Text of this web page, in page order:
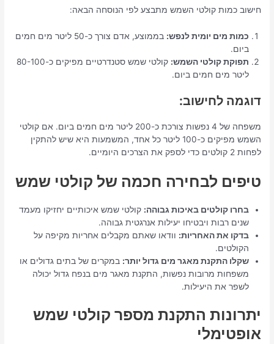
חישוב כמות קולטי השמש מתבצע לפי הנוסחה הבאה:
כמות מים יומית לנפש:
בממוצע, אדם צורך כ-50 ליטר מים חמים
ביום.
תפוקת קולטי השמש:
קולטי שמש סטנדרטיים מפיקים כ-80-100
ליטר מים חמים ביום.
דוגמה לחישוב:
משפחה של 4 נפשות צורכת כ-200 ליטר מים חמים ביום. אם קולטי
השמש מפיקים כ-100 ליטר כל אחד, המשמעות היא שיש להתקין
לפחות 2 קולטים כדי לספק את הצרכים היומיים.
טיפים לבחירה חכמה של קולטי שמש
בחרו קולטים באיכות גבוהה: קולטי שמש איכותיים יחזיקו מעמד
שנים רבות ויבטיחו יעילות אנרגטית גבוהה.
בדקו את האחריות: וודאו שאתם מקבלים אחריות מקיפה על
הקולטים.
שקלו התקנת מאגר מים גדול יותר: במקרים של בתים גדולים או
משפחות מרובות נפשות, התקנת מאגר מים בנפח גדול יכולה
לשפר את היעילות.
יתרונות התקנת מספר קולטי שמש
אופטימלי